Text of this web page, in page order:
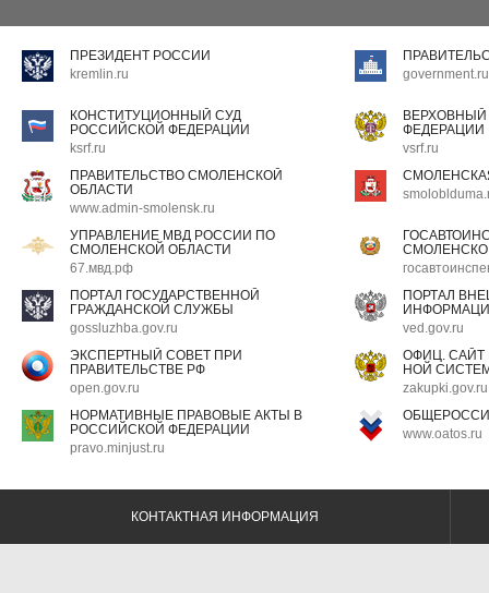
ПРЕЗИДЕНТ РОССИИ
kremlin.ru
government.ru
КОНСТИТУЦИОННЫЙ СУД
РОССИЙСКОЙ ФЕДЕРАЦИИ
ksrf.ru
ФЕДЕРАЦИИ
vsrf.ru
ПРАВИТЕЛЬСТВО СМОЛЕНСКОЙ
ОБЛАСТИ
www.admin-smolensk.ru
УПРАВЛЕНИЕ МВД РОССИИ ПО
СМОЛЕНСКОЙ ОБЛАСТИ
67.мвд.рф
ПОРТАЛ ГОСУДАРСТВЕННОЙ
ГРАЖДАНСКОЙ СЛУЖБЫ
gossluzhba.gov.ru
ПОРТАЛ
ved.gov.ru
ЭКСПЕРТНЫЙ СОВЕТ ПРИ
ПРАВИТЕЛЬСТВЕ РФ
open.gov.ru
ОФИЦ.
НОЙ
zakupki.gov.ru
НОРМАТИВНЫЕ ПРАВОВЫЕ АКТЫ В
РОССИЙСКОЙ ФЕДЕРАЦИИ
pravo.minjust.ru
www.oatos.ru
КОНТАКТНАЯ ИНФОРМАЦИЯ